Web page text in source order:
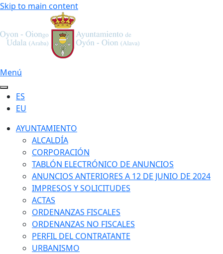
Skip to main content
Menú
ES
EU
AYUNTAMIENTO
ALCALDÍA
CORPORACIÓN
TABLÓN ELECTRÓNICO DE ANUNCIOS
ANUNCIOS ANTERIORES A 12 DE JUNIO DE 2024
IMPRESOS Y SOLICITUDES
ACTAS
ORDENANZAS FISCALES
ORDENANZAS NO FISCALES
PERFIL DEL CONTRATANTE
URBANISMO